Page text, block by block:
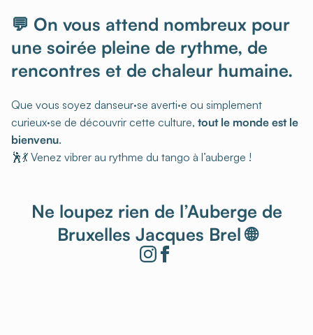
💬 On vous attend nombreux pour
une soirée pleine de rythme, de
rencontres et de chaleur humaine.
Que vous soyez danseur·se averti·e ou simplement
curieux·se de découvrir cette culture, tout le monde est le
bienvenu.
🕺💃 Venez vibrer au rythme du tango à l’auberge !
Ne loupez rien de l’Auberge de
Bruxelles Jacques Brel 🌐